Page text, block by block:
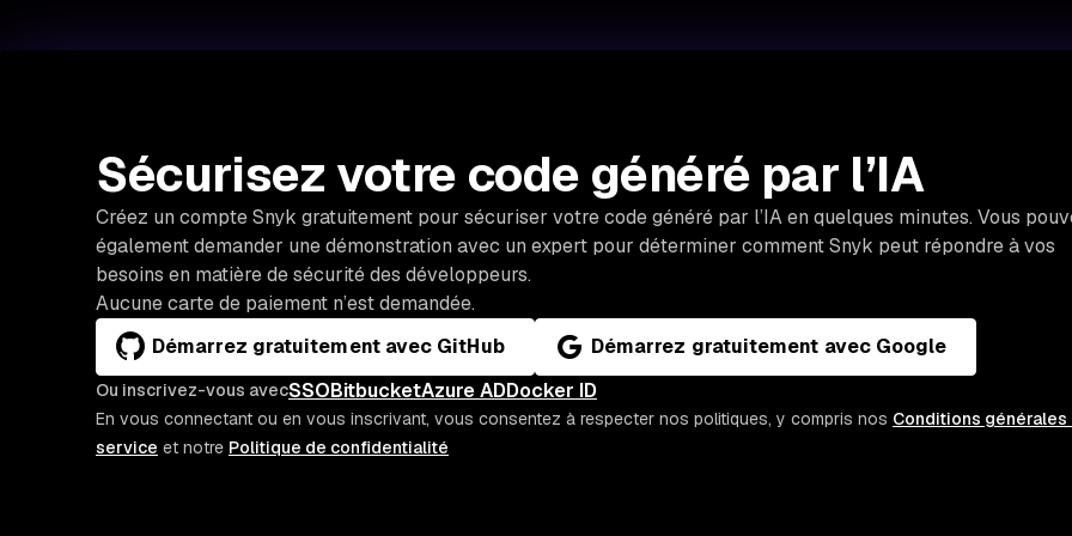
Sécurisez votre code généré par l’IA
Créez un compte Snyk gratuitement pour sécuriser votre code généré par l’IA en quelques minutes. Vous
également demander une démonstration avec un expert pour déterminer comment Snyk peut répondre à vos
besoins en matière de sécurité des développeurs.
Aucune carte de paiement n’est demandée.
Démarrez gratuitement avec GitHub
Démarrez gratuitement avec Google
Ou inscrivez-vous avecSSOBitbucketAzure ADDocker ID
En vous connectant ou en vous inscrivant, vous consentez à respecter nos politiques, y compris nos Conditions générales
service et notre Politique de confidentialité